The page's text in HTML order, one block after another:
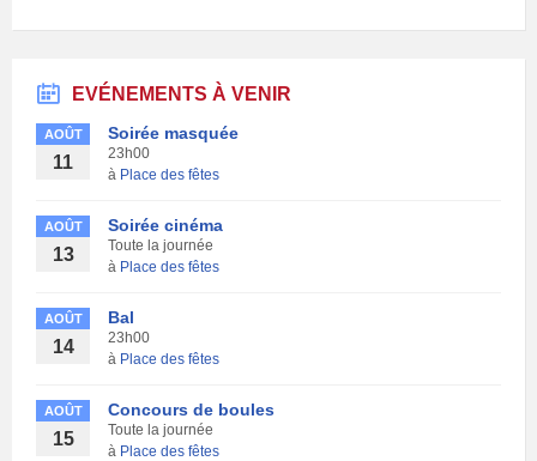
EVÉNEMENTS À VENIR
AOÛT
11
Soirée masquée
23h00
à Place des fêtes
AOÛT
13
Soirée cinéma
Toute la journée
à Place des fêtes
AOÛT
14
Bal
23h00
à Place des fêtes
AOÛT
15
Concours de boules
Toute la journée
à Place des fêtes